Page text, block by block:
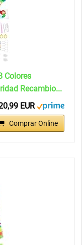
Colores
Recambio...
EUR
Comprar Online